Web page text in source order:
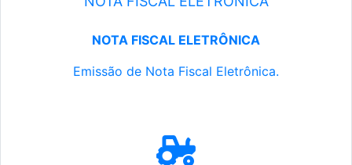
NOTA FISCAL ELETRÔNICA
Emissão de Nota Fiscal Eletrônica.